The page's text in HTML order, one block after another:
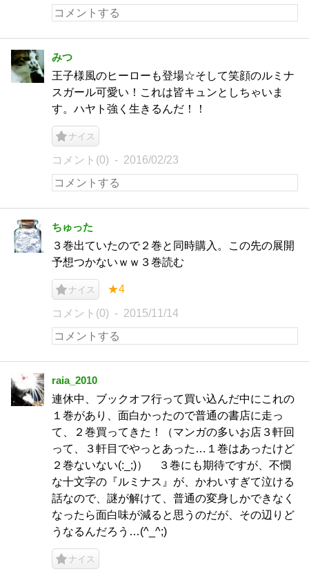
みつ
王子様風のヒーローも登場☆そして笑顔のルミナ
スガール可愛い！これは皆キュンとしちゃいま
す。ハヤト強く生きるんだ！！
ナイス
コメント(0) 2016/02/23
ちゅった
３巻出ていたので２巻と同時購入。この先の展開
予想つかないｗｗ３巻読む
ナイス ★4
コメント(0) 2015/11/14
raia_2010
連休中、ブックオフ行って買い込んだ中にこれの
１巻があり、面白かったので普通の書店に走っ
て、２巻買ってきた！（マンガの多いお店３軒回
って、３軒目でやっとあった…１巻はあったけど
２巻ないない(:_;)） ３巻にも期待ですが、不憫
な十文字の『ルミナス』が、かわいすぎて泣ける
話なので、謎が解けて、普通の変身しかできなく
なったら面白味が減ると思うのだが、その辺りど
うなるんだろう…(^_^;)
ナイス